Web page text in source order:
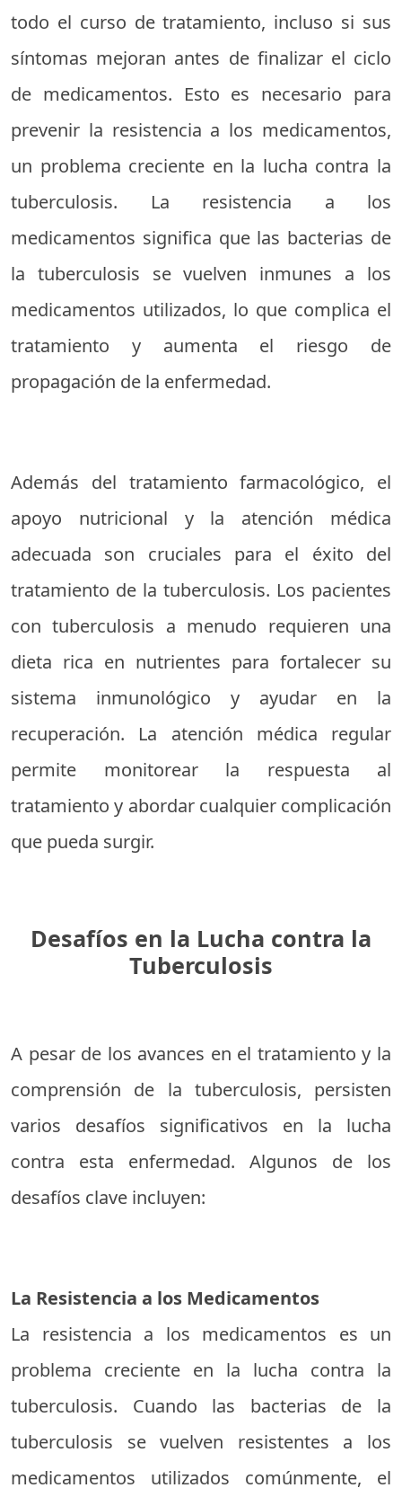
todo el curso de tratamiento, incluso si sus
síntomas mejoran antes de finalizar el ciclo
de medicamentos. Esto es necesario para
prevenir la resistencia a los medicamentos,
un problema creciente en la lucha contra la
tuberculosis. La resistencia a los
medicamentos significa que las bacterias de
la tuberculosis se vuelven inmunes a los
medicamentos utilizados, lo que complica el
tratamiento y aumenta el riesgo de
propagación de la enfermedad.
Además del tratamiento farmacológico, el
apoyo nutricional y la atención médica
adecuada son cruciales para el éxito del
tratamiento de la tuberculosis. Los pacientes
con tuberculosis a menudo requieren una
dieta rica en nutrientes para fortalecer su
sistema inmunológico y ayudar en la
recuperación. La atención médica regular
permite monitorear la respuesta al
tratamiento y abordar cualquier complicación
que pueda surgir.
Desafíos en la Lucha contra la
Tuberculosis
A pesar de los avances en el tratamiento y la
comprensión de la tuberculosis, persisten
varios desafíos significativos en la lucha
contra esta enfermedad. Algunos de los
desafíos clave incluyen:
La Resistencia a los Medicamentos
La resistencia a los medicamentos es un
problema creciente en la lucha contra la
tuberculosis. Cuando las bacterias de la
tuberculosis se vuelven resistentes a los
medicamentos utilizados comúnmente, el